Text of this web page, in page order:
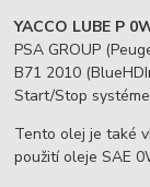
YACCO LUBE P
PSA GROUP
B71 2010
Start/Stop
Tento olej je také
použití oleje SAE